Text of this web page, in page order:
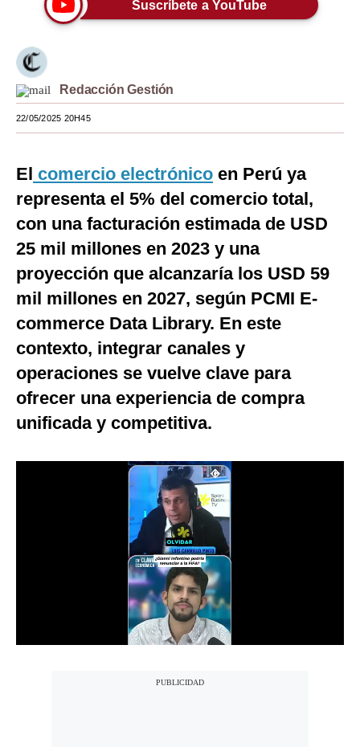
Viajes
Moda
Estilos
Mundo
México
España
Internacional
Tecnología
Club del Suscriptor
G de Gestión
Notas Contratadas
Somos?
Suscríbete a YouTube
Redacción Gestión
22/05/2025 20H45
El comercio electrónico en Perú ya
representa el 5% del comercio total,
con una facturación estimada de USD
25 mil millones en 2023 y una
proyección que alcanzaría los USD 59
mil millones en 2027, según PCMI E-
commerce Data Library. En este
contexto, integrar canales y
operaciones se vuelve clave para
ofrecer una experiencia de compra
unificada y competitiva.